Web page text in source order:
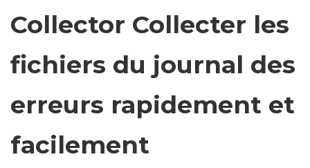
Collector Collecter les
fichiers du journal des
erreurs rapidement et
facilement